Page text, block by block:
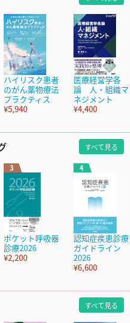
ハイリスク患者
のがん薬物療法
プラクティス
¥5,940
医療経営学各
論 人・組織マ
ネジメント
¥4,400
すべて見る
3
ポケット呼吸器
診療2026
¥2,200
4
認知症疾患診療
ガイドライン
2026
¥6,600
すべて見る